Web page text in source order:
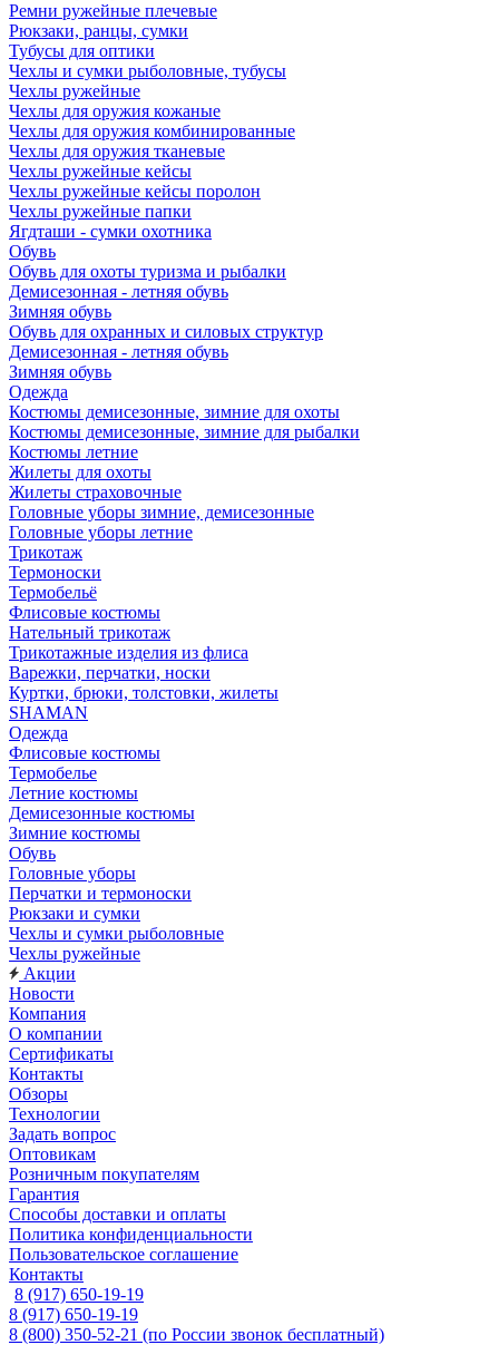
Ремни ружейные плечевые
Рюкзаки, ранцы, сумки
Тубусы для оптики
Чехлы и сумки рыболовные, тубусы
Чехлы ружейные
Чехлы для оружия кожаные
Чехлы для оружия комбинированные
Чехлы для оружия тканевые
Чехлы ружейные кейсы
Чехлы ружейные кейсы поролон
Чехлы ружейные папки
Ягдташи - сумки охотника
Обувь
Обувь для охоты туризма и рыбалки
Демисезонная - летняя обувь
Зимняя обувь
Обувь для охранных и силовых структур
Демисезонная - летняя обувь
Зимняя обувь
Одежда
Костюмы демисезонные, зимние для охоты
Костюмы демисезонные, зимние для рыбалки
Костюмы летние
Жилеты для охоты
Жилеты страховочные
Головные уборы зимние, демисезонные
Головные уборы летние
Трикотаж
Термоноски
Термобельё
Флисовые костюмы
Нательный трикотаж
Трикотажные изделия из флиса
Варежки, перчатки, носки
Куртки, брюки, толстовки, жилеты
SHAMAN
Одежда
Флисовые костюмы
Термобелье
Летние костюмы
Демисезонные костюмы
Зимние костюмы
Обувь
Головные уборы
Перчатки и термоноски
Рюкзаки и сумки
Чехлы и сумки рыболовные
Чехлы ружейные
Акции
Новости
Компания
О компании
Сертификаты
Контакты
Обзоры
Технологии
Задать вопрос
Оптовикам
Розничным покупателям
Гарантия
Способы доставки и оплаты
Политика конфиденциальности
Пользовательское соглашение
Контакты
8 (917) 650-19-19
8 (917) 650-19-19
8 (800) 350-52-21 (по России звонок бесплатный)